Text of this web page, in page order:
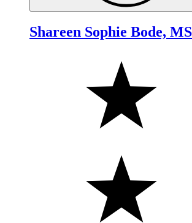
Shareen Sophie Bode,